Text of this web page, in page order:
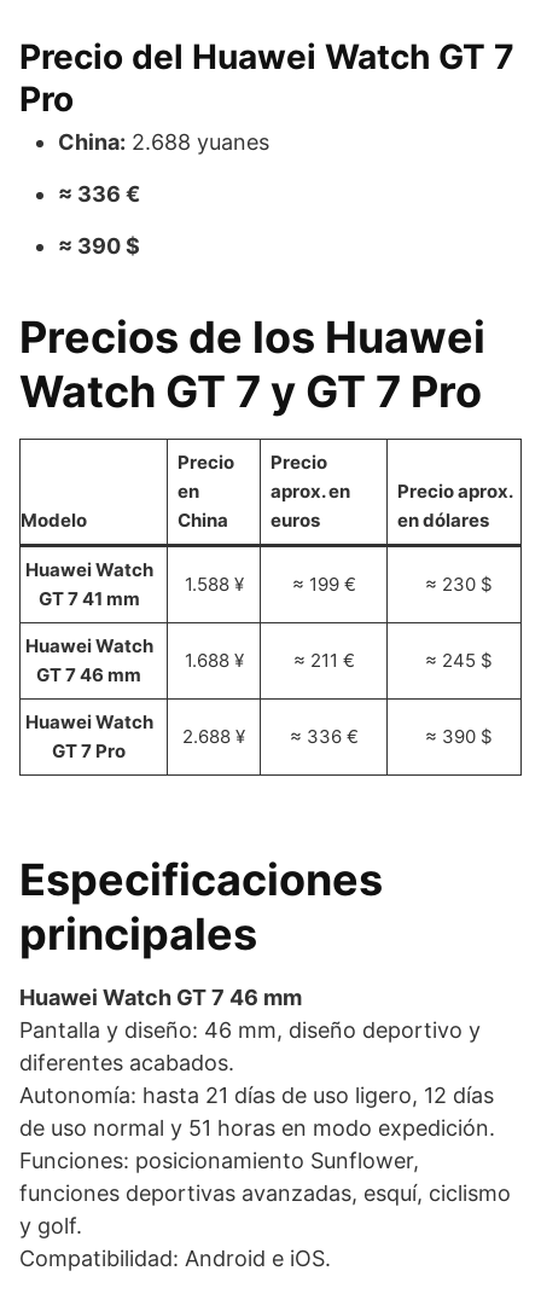
Precio del Huawei Watch GT 7
Pro
China: 2.688 yuanes
≈ 336 €
≈ 390 $
Precios de los Huawei
Watch GT 7 y GT 7 Pro
Modelo
Precio
en
China
Precio
aprox. en
euros
Precio aprox.
en dólares
Huawei Watch
GT 7 41 mm
1.588 ¥ ≈ 199 € ≈ 230 $
Huawei Watch
GT 7 46 mm
1.688 ¥ ≈ 211 € ≈ 245 $
Huawei Watch
GT 7 Pro
2.688 ¥ ≈ 336 € ≈ 390 $
Especificaciones
principales
Huawei Watch GT 7 46 mm
Pantalla y diseño: 46 mm, diseño deportivo y
diferentes acabados.
Autonomía: hasta 21 días de uso ligero, 12 días
de uso normal y 51 horas en modo expedición.
Funciones: posicionamiento Sunflower,
funciones deportivas avanzadas, esquí, ciclismo
y golf.
Compatibilidad: Android e iOS.